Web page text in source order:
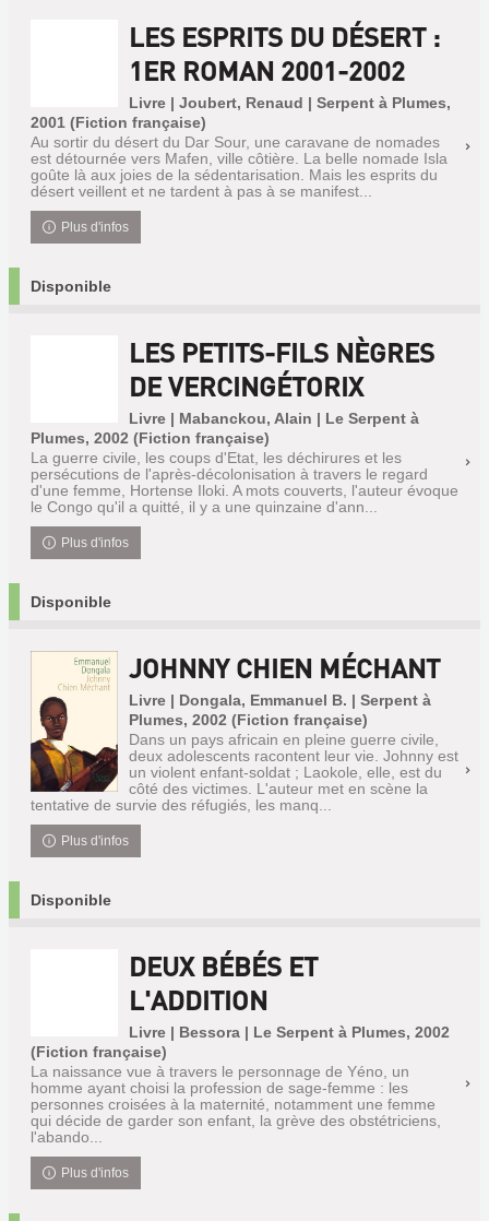
LES ESPRITS DU DÉSERT :
1ER ROMAN 2001-2002
Livre | Joubert, Renaud | Serpent à Plumes,
2001 (Fiction française)
Au sortir du désert du Dar Sour, une caravane de nomades
est détournée vers Mafen, ville côtière. La belle nomade Isla
goûte là aux joies de la sédentarisation. Mais les esprits du
désert veillent et ne tardent à pas à se manifest...
Plus d'infos
Disponible
LES PETITS-FILS NÈGRES
DE VERCINGÉTORIX
Livre | Mabanckou, Alain | Le Serpent à
Plumes, 2002 (Fiction française)
La guerre civile, les coups d'Etat, les déchirures et les
persécutions de l'après-décolonisation à travers le regard
d'une femme, Hortense Iloki. A mots couverts, l'auteur évoque
le Congo qu'il a quitté, il y a une quinzaine d'ann...
Plus d'infos
Disponible
JOHNNY CHIEN MÉCHANT
Livre | Dongala, Emmanuel B. | Serpent à
Plumes, 2002 (Fiction française)
Dans un pays africain en pleine guerre civile,
deux adolescents racontent leur vie. Johnny est
un violent enfant-soldat ; Laokole, elle, est du
côté des victimes. L'auteur met en scène la
tentative de survie des réfugiés, les manq...
Plus d'infos
Disponible
DEUX BÉBÉS ET
L'ADDITION
Livre | Bessora | Le Serpent à Plumes, 2002
(Fiction française)
La naissance vue à travers le personnage de Yéno, un
homme ayant choisi la profession de sage-femme : les
personnes croisées à la maternité, notamment une femme
qui décide de garder son enfant, la grève des obstétriciens,
l'abando...
Plus d'infos